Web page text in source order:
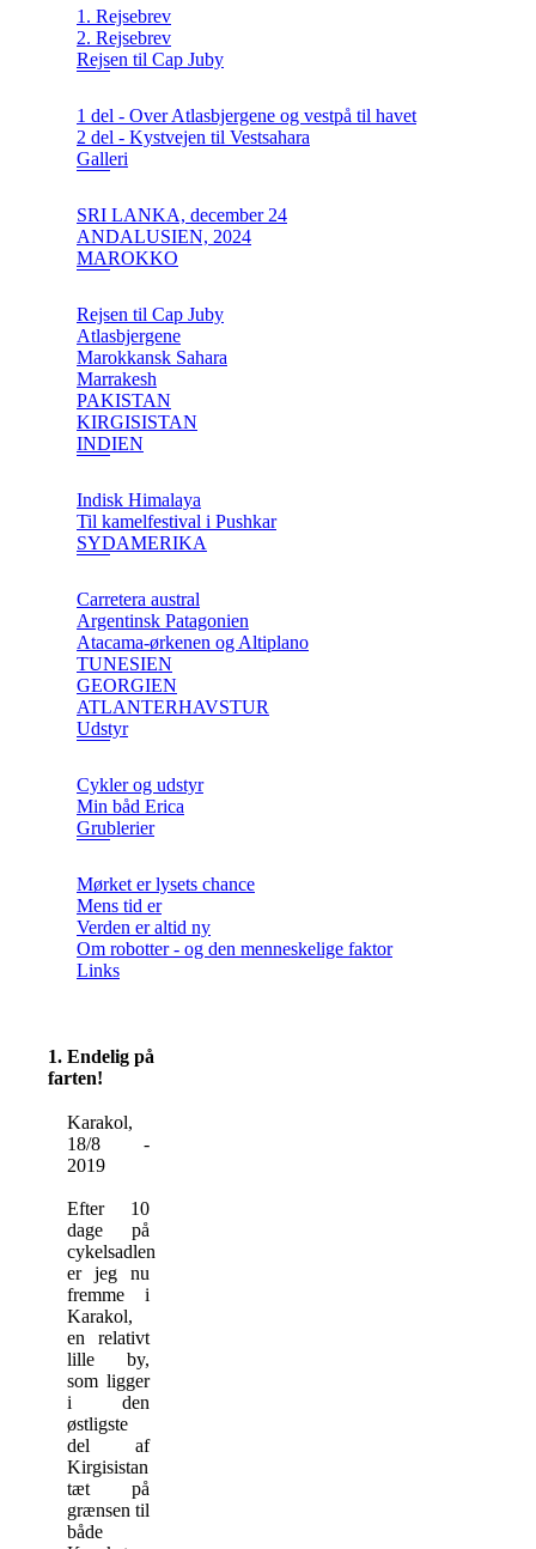
1. Rejsebrev
2. Rejsebrev
Rejsen til Cap Juby
1 del - Over Atlasbjergene og vestpå til havet
2 del - Kystvejen til Vestsahara
Galleri
SRI LANKA, december 24
ANDALUSIEN, 2024
MAROKKO
Rejsen til Cap Juby
Atlasbjergene
Marokkansk Sahara
Marrakesh
PAKISTAN
KIRGISISTAN
INDIEN
Indisk Himalaya
Til kamelfestival i Pushkar
SYDAMERIKA
Carretera austral
Argentinsk Patagonien
Atacama-ørkenen og Altiplano
TUNESIEN
GEORGIEN
ATLANTERHAVSTUR
Udstyr
Cykler og udstyr
Min båd Erica
Grublerier
Mørket er lysets chance
Mens tid er
Verden er altid ny
Om robotter - og den menneskelige faktor
Links
1. Endelig på
farten!
Karakol,
18/8 -
2019
Efter 10
dage på
cykelsadlen
er jeg nu
fremme i
Karakol,
en relativt
lille by,
som ligger
i den
østligste
del af
Kirgisistan
tæt på
grænsen til
både